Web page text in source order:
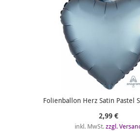
Folienballon Herz Satin Pastel
2,99 €
inkl. MwSt.zzgl.